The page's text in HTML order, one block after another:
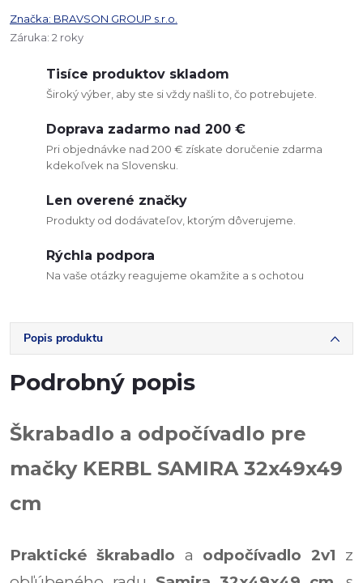
Značka: BRAVSON GROUP s.r.o.
Záruka: 2 roky
Tisíce produktov skladom
Široký výber, aby ste si vždy našli to, čo potrebujete.
Doprava zadarmo nad 200 €
Pri objednávke nad 200 € získate doručenie zdarma
kdekoľvek na Slovensku.
Len overené značky
Produkty od dodávateľov, ktorým dôverujeme.
Rýchla podpora
Na vaše otázky reagujeme okamžite a s ochotou
Popis produktu
Podrobný popis
Škrabadlo a odpočívadlo pre
mačky KERBL SAMIRA 32x49x49
cm
Praktické škrabadlo a odpočívadlo 2v1 z